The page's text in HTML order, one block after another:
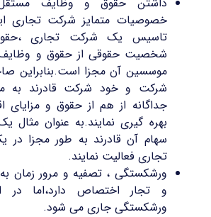
خصوصیات متمایز شرکت تجاری
تاسیس یک شرکت تجاری
شخصیت حقوقی از حقوق و وظایف
موسسین آن مجزا است.بنابراین
شرکت و خود شرکت قادرند به
جداگانه از هم از حقوق و مزایای
بهره گیری نمایند.به عنوان
سهام آن قادرند به طور مجزا
تجاری فعالیت نمایند.
ورشکستگی ، تصفیه و مرور زمان
و تجار اختصاص دارد،اما در
ورشکستگی جاری می شود.